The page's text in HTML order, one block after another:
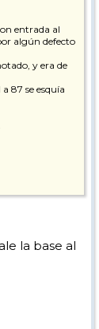
entrada al
algún defecto
y era de
87 se esquía
la base al